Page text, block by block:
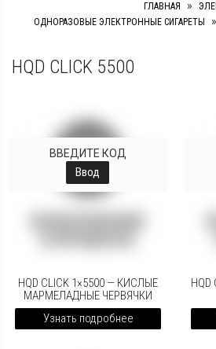
ГЛАВНАЯ »
ОДНОРАЗОВЫЕ ЭЛЕКТРОННЫЕ СИГАРЕТЫ »
HQD CLICK 5500
ВВЕДИТЕ КОД
Ввод
HQD CLICK 1×5500 — КИСЛЫЕ
МАРМЕЛАДНЫЕ ЧЕРВЯЧКИ
Узнать подробнее